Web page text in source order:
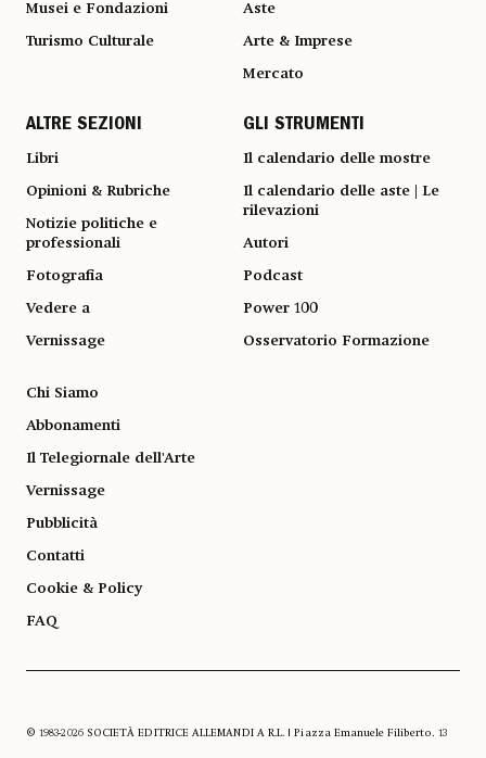
Musei e Fondazioni
Turismo Culturale
Aste
Arte & Imprese
Mercato
ALTRE SEZIONI
Libri
Opinioni & Rubriche
Notizie politiche e
professionali
Fotografia
Vedere a
Vernissage
GLI STRUMENTI
Il calendario delle mostre
Il calendario delle aste | Le
rilevazioni
Autori
Podcast
Power 100
Osservatorio Formazione
Chi Siamo
Abbonamenti
Il Telegiornale dell'Arte
Vernissage
Pubblicità
Contatti
Cookie & Policy
FAQ
© 1983-2026 SOCIETÀ EDITRICE ALLEMANDI A R.L. | Piazza Emanuele Filiberto, 13